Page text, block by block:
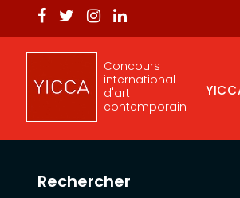
Concours
international
d'art
contemporain
Rechercher